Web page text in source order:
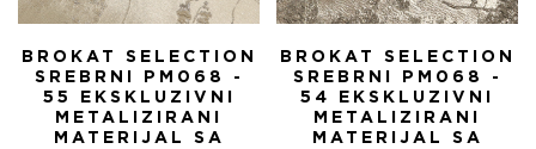
BROKAT SELECTION
SREBRNI PM068 -
55 EKSKLUZIVNI
METALIZIRANI
MATERIJAL SA
BROKAT SELECTION
SREBRNI PM068 -
54 EKSKLUZIVNI
METALIZIRANI
MATERIJAL SA